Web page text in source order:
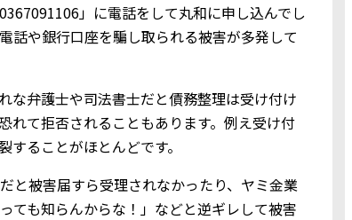
」に電話をして丸和に申し込んでし
話や銀行口座を騙し取られる被害が多発して
な弁護士や司法書士だと債務整理は受け付け
れて拒否されることもあります。例え受け付
ることがほとんどです。
と被害届すら受理されなかったり、ヤミ金業
ても知らんからな！」などと逆ギレして被害